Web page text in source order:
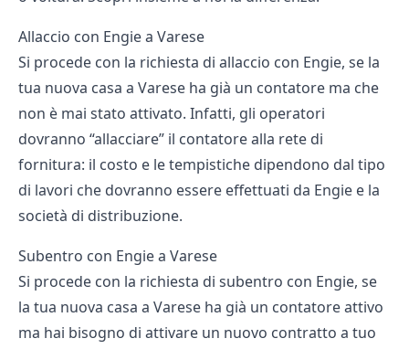
Allaccio con Engie a Varese
Si procede con la richiesta di allaccio con Engie, se la
tua nuova casa a Varese ha già un contatore ma che
non è mai stato attivato. Infatti, gli operatori
dovranno “allacciare” il contatore alla rete di
fornitura: il costo e le tempistiche dipendono dal tipo
di lavori che dovranno essere effettuati da Engie e la
società di distribuzione.
Subentro con Engie a Varese
Si procede con la richiesta di subentro con Engie, se
la tua nuova casa a Varese ha già un contatore attivo
ma hai bisogno di attivare un nuovo contratto a tuo